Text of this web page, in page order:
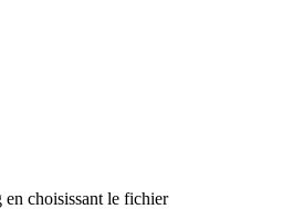
choisissant le fichier